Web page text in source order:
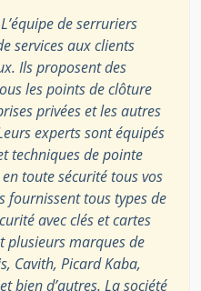
de serruriers
services aux clients
Ils proposent des
les points de clôture
privées et les autres
experts sont équipés
techniques de pointe
toute sécurité tous vos
fournissent tous types de
avec clés et cartes
plusieurs marques de
Cavith, Picard Kaba,
bien d’autres. La société